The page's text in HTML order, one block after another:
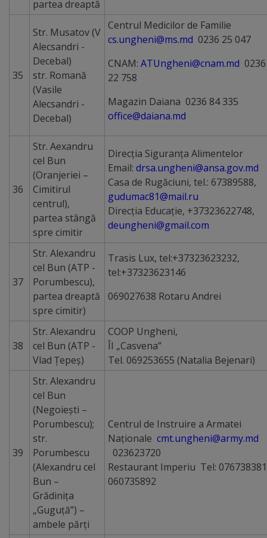
partea dreaptă
35
Str. Musatov (V
Alecsandri -
Decebal)
str. Romană
(Vasile
Alecsandri -
Decebal)
Centrul Medicilor de Familie
cs.ungheni@ms.md 0236 25 047
CNAM: ATUngheni@cnam.md 0236
22 758
Magazin Daiana 0236 84 335
office@daiana.md
36
Str. Aexandru
cel Bun
(Oranjeriei –
Cimitirul
centrul),
partea stângă
spre cimitir
Direcția Siguranța Alimentelor
Email: drsa.ungheni@ansa.gov.md
Casa de Rugăciuni, tel.: 67389588,
gudumac81@mail.ru
Direcția Educație, +37323622748,
deungheni@gmail.com
37
Str. Alexandru
cel Bun (ATP -
Porumbescu),
partea dreaptă
spre cimitir)
Trasis Lux, tel:+37323623232,
tel:+37323623146
069027638 Rotaru Andrei
38
Str. Alexandru
cel Bun (ATP -
Vlad Ţepeş)
COOP Ungheni,
ÎI „Casvena”
Tel. 069253655 (Natalia Bejenari)
39
Str. Alexandru
cel Bun
(Negoieşti –
Porumbescu);
str.
Porumbescu
(Alexandru cel
Bun –
Grădiniţa
„Guguţă”) –
ambele părţi
Centrul de Instruire a Armatei
Naţionale cmt.ungheni@army.md
023623720
Restaurant Imperiu Tel: 076738381
060735892